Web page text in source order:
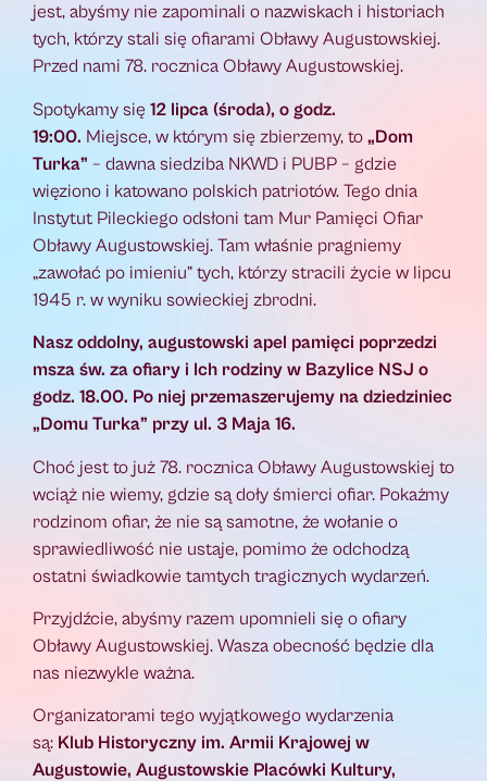
jest, abyśmy nie zapominali o nazwiskach i historiach
tych, którzy stali się ofiarami Obławy Augustowskiej.
Przed nami 78. rocznica Obławy Augustowskiej.
Spotykamy się 12 lipca (środa), o godz.
19:00. Miejsce, w którym się zbierzemy, to „Dom
Turka” – dawna siedziba NKWD i PUBP – gdzie
więziono i katowano polskich patriotów. Tego dnia
Instytut Pileckiego odsłoni tam Mur Pamięci Ofiar
Obławy Augustowskiej. Tam właśnie pragniemy
„zawołać po imieniu” tych, którzy stracili życie w lipcu
1945 r. w wyniku sowieckiej zbrodni.
Nasz oddolny, augustowski apel pamięci poprzedzi
msza św. za ofiary i Ich rodziny w Bazylice NSJ o
godz. 18.00. Po niej przemaszerujemy na dziedziniec
„Domu Turka” przy ul. 3 Maja 16.
Choć jest to już 78. rocznica Obławy Augustowskiej to
wciąż nie wiemy, gdzie są doły śmierci ofiar. Pokażmy
rodzinom ofiar, że nie są samotne, że wołanie o
sprawiedliwość nie ustaje, pomimo że odchodzą
ostatni świadkowie tamtych tragicznych wydarzeń.
Przyjdźcie, abyśmy razem upomnieli się o ofiary
Obławy Augustowskiej. Wasza obecność będzie dla
nas niezwykle ważna.
Organizatorami tego wyjątkowego wydarzenia
są: Klub Historyczny im. Armii Krajowej w
Augustowie, Augustowskie Placówki Kultury,